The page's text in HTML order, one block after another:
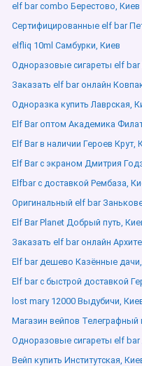
elf bar combo Берестово, Киев
Сертифицированные elf bar
elfliq 10ml Самбурки, Киев
Одноразовые сигареты elf
Заказать elf bar онлайн
Одноразка купить Лаврская,
Elf Bar оптом Академика
Elf Bar в наличии Героев Крут,
Elf Bar с экраном Дмитрия
Elfbar с доставкой Рембаза,
Оригинальный elf bar
Elf Bar Planet Добрый путь,
Заказать elf bar онлайн
Elf bar дешево Казённые
Elf bar с быстрой доставкой
lost mary 12000 Выдубичи,
Магазин вейпов Телеграфный
Одноразовые сигареты elf bar
Вейп купить Институтская,